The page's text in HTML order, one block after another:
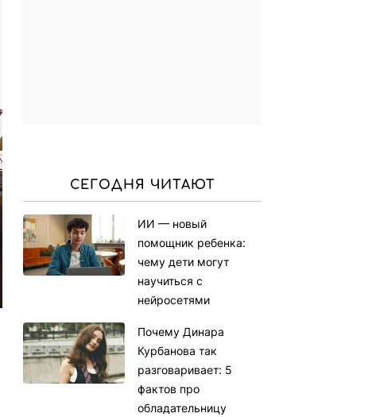
СЕГОДНЯ ЧИТАЮТ
ИИ — новый
помощник ребенка:
чему дети могут
научиться с
нейросетями
Почему Динара
Курбанова так
разговаривает: 5
фактов про
обладательницу